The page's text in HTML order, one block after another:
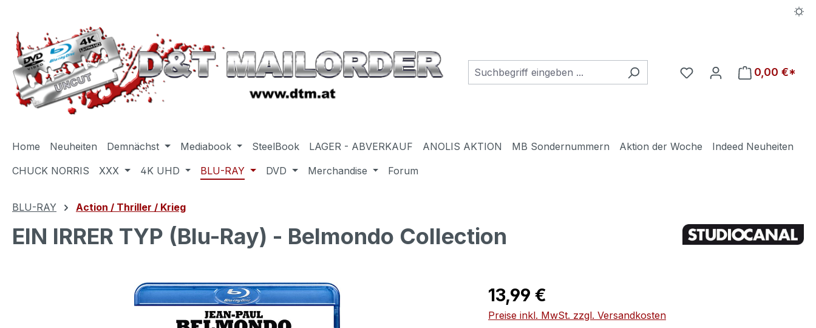
Du hast 0 Produkte auf
0,00 €*
Home Neuheiten Demnächst Mediabook SteelBook LAGER - ABVERKAUF ANOLIS AKTION MB Sondernummern Aktion der Woche
Indeed Neuheiten
CHUCK NORRIS
XXX 4K UHD BLU-RAY DVD Merchandise Forum
BLU-RAY Action / Thriller / Krieg
EIN IRRER TYP (Blu-Ray) - Belmondo Collection
Regulärer Preis:
13,99 €
Preise inkl. MwSt. zzgl. Versandkosten